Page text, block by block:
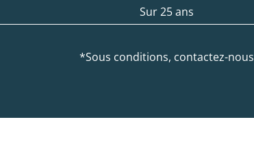
Sur 25 ans
*Sous conditions, contactez-nous